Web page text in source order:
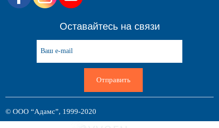
Оставайтесь на связи
Отправить
© ООО “Адамс”, 1999-2020